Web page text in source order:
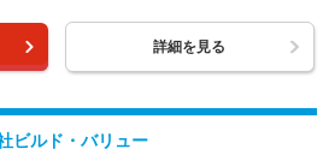
詳細を見る
ビルド・バリュー